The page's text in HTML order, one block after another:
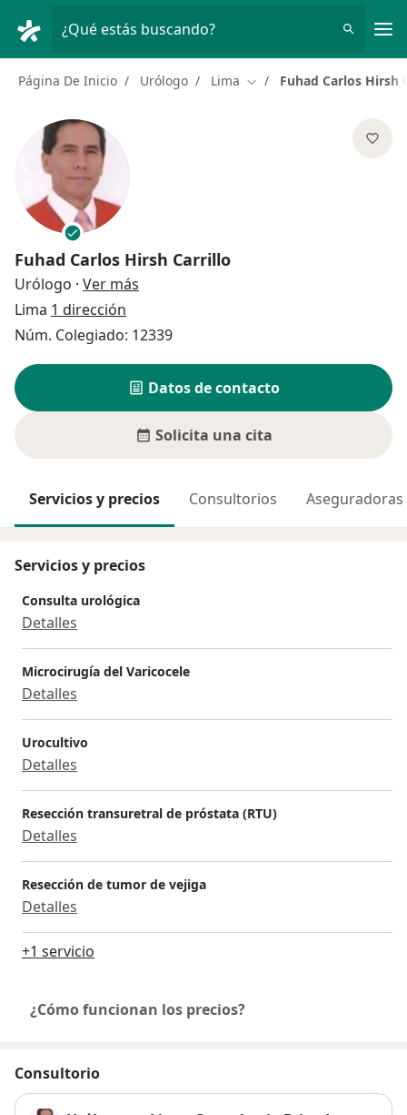
¿Qué estás buscando?
Página De Inicio Urólogo Lima Cambiar de ciudad
Fuhad Carlos Hirsh
Fuhad Carlos Hirsh Carrillo
Urólogo · Ver más
Lima 1 dirección
Núm. Colegiado: 12339
Datos de contacto
Solicita una cita
Servicios y precios Consultorios Aseguradoras
Servicios y precios
Consulta urológica
Detalles
Microcirugía del Varicocele
Detalles
Urocultivo
Detalles
Resección transuretral de próstata (RTU)
Detalles
Resección de tumor de vejiga
Detalles
+1 servicio
¿Cómo funcionan los precios?
Consultorio